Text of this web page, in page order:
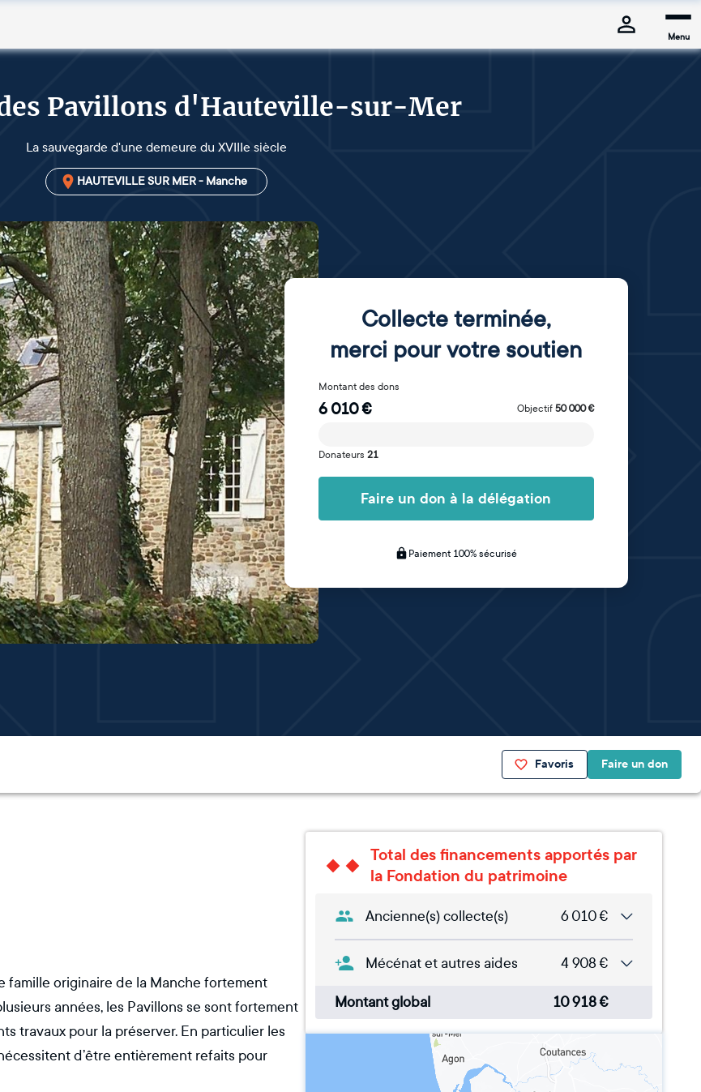
Menu
Pavillons d'Hauteville-sur-Mer
La sauvegarde d'une demeure du XVIIIe siècle
HAUTEVILLE SUR MER - Manche
Collecte terminée,
merci pour votre soutien
Montant des dons
6 010€ Objectif 50 000€
Donateurs 21
Faire un don à la délégation
Paiement 100% sécurisé
Favoris Faire un don
famille originaire de la Manche fortement
années, les Pavillons se sont fortement
travaux pour la préserver. En particulier les
d’être entièrement refaits pour
Total des financements apportés par
la Fondation du patrimoine
Ancienne(s) collecte(s) 6 010€
Mécénat et autres aides 4 908 €
Montant global 10 918€